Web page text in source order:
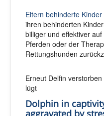
Eltern behinderte Kinder
ihren behinderten
billiger und effektiver
Pferden oder der
Rettungshunden
Erneut Delfin
lügt
Dolphin in
aggravated by